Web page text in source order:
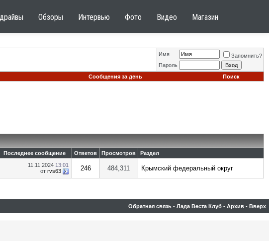
Обзоры Интервью Фото Видео Магазин
Имя
Запомнить?
Пароль
Сообщения за день Поиск
Последнее сообщение Ответов Просмотров Раздел
11.11.2024 13:01
от rvs63 246 484,311 Крымский федеральный округ
Обратная связь - Лада Веста Клуб - Архив - Вверх